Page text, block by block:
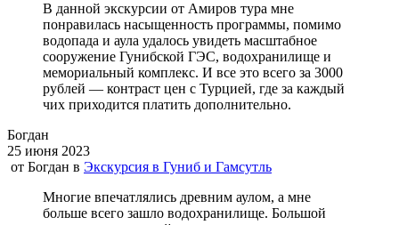
В данной экскурсии от Амиров тура мне
понравилась насыщенность программы, помимо
водопада и аула удалось увидеть масштабное
сооружение Гунибской ГЭС, водохранилище и
мемориальный комплекс. И все это всего за 3000
рублей — контраст цен с Турцией, где за каждый
чих приходится платить дополнительно.
Богдан
25 июня 2023
от Богдан в Экскурсия в Гуниб и Гамсутль
Многие впечатлялись древним аулом, а мне
больше всего зашло водохранилище. Большой